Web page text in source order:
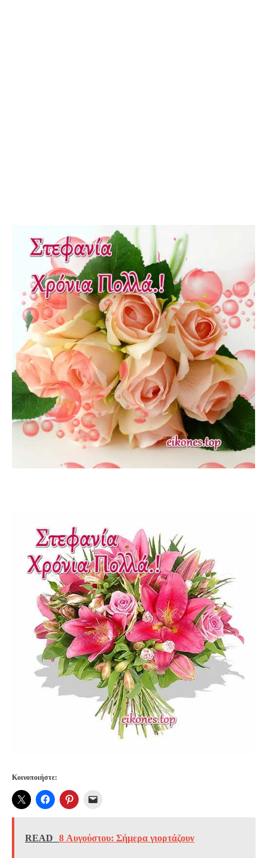
Κοινοποιήστε:
READ 8 Αυγούστου: Σήμερα γιορτάζουν